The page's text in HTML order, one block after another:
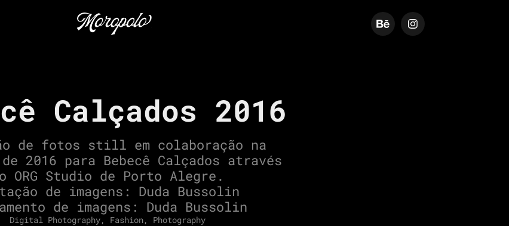
Calçados 2016
de fotos still em colaboração na
de 2016 para Bebecê Calçados através
ORG Studio de Porto Alegre.
de imagens: Duda Bussolin
de imagens: Duda Bussolin
Digital Photography, Fashion, Photography